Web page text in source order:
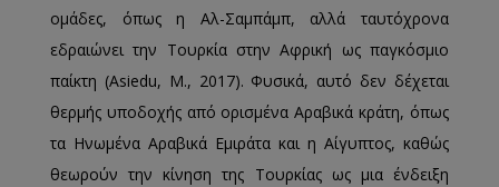
ομάδες, όπως η Αλ-Σαμπάμπ, αλλά ταυτόχρονα
εδραιώνει την Τουρκία στην Αφρική ως παγκόσμιο
παίκτη (Asiedu, M., 2017). Φυσικά, αυτό δεν δέχεται
θερμής υποδοχής από ορισμένα Αραβικά κράτη, όπως
τα Ηνωμένα Αραβικά Εμιράτα και η Αίγυπτος, καθώς
θεωρούν την κίνηση της Τουρκίας ως μια ένδειξη